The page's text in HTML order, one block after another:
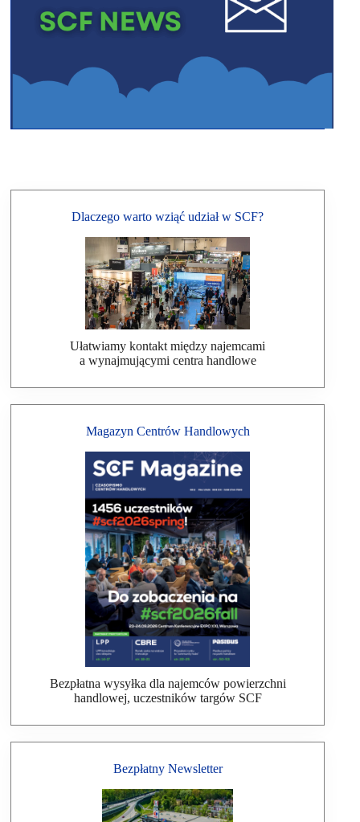
Dlaczego warto wziąć udział w SCF?
Ułatwiamy kontakt między najemcami
a wynajmującymi centra handlowe
Magazyn Centrów Handlowych
Bezpłatna wysyłka dla najemców powierzchni
handlowej, uczestników targów SCF
Bezpłatny Newsletter